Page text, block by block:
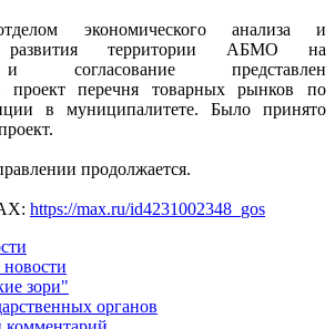
экономического анализа и
развития территории АБМО на
согласование представлен
проект перечня товарных рынков по
в муниципалитете. Было принято
продолжается.
https://max.ru/id4231002348_gos
зори"
органов